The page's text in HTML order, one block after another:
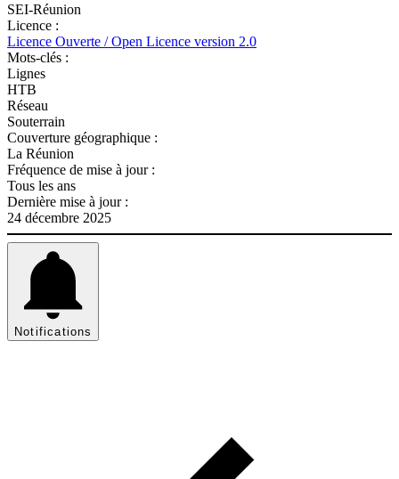
SEI-Réunion
Licence :
Licence Ouverte / Open Licence version 2.0
Mots-clés :
Lignes
HTB
Réseau
Souterrain
Couverture géographique :
La Réunion
Fréquence de mise à jour :
Tous les ans
Dernière mise à jour :
24 décembre 2025
Notifications